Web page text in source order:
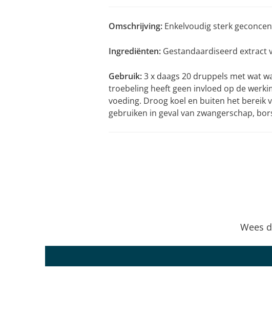
Omschrijving: Enkelvoudig sterk
Ingrediënten: Gestandaardiseerd extract
Gebruik:3 x daags 20 druppels met wat
troebeling heeft geen invloed op de
voeding. Droog koel en buiten het bereik
gebruiken in geval van zwangerschap,
Wees